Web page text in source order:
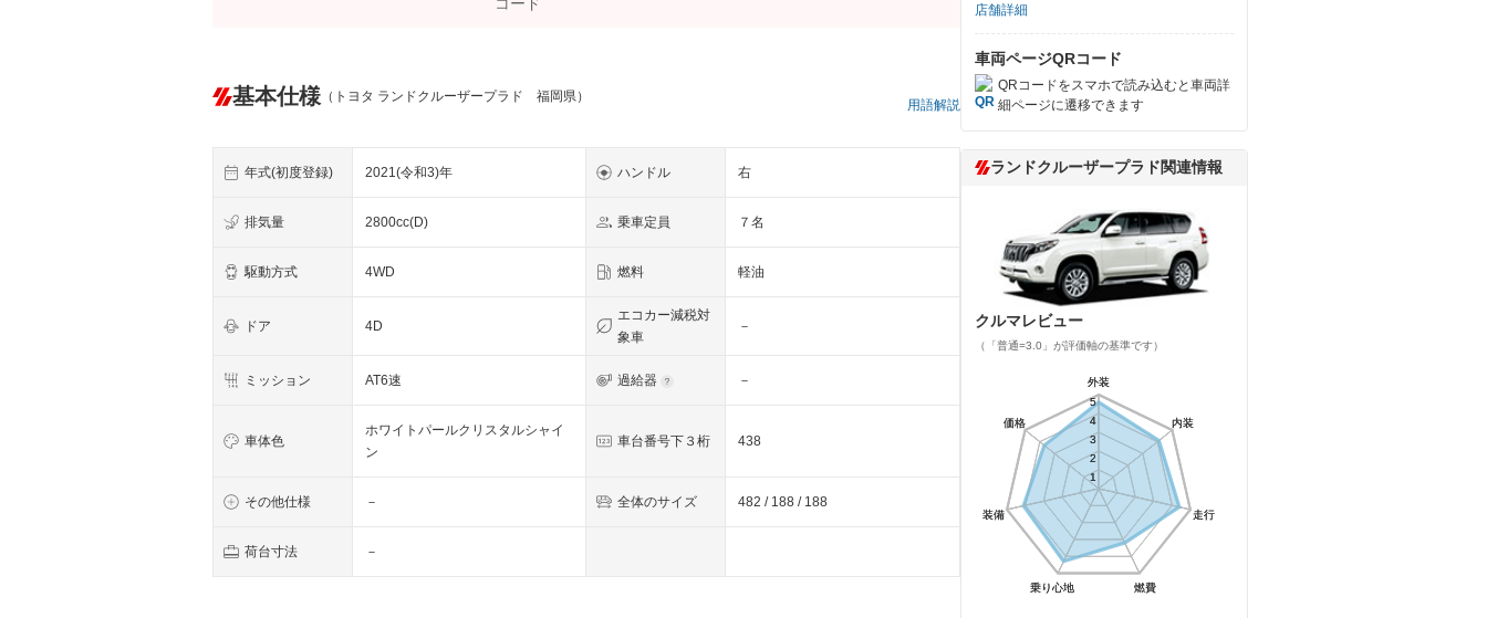
基本仕様 （トヨタ ランドクルーザープラド 福岡県）
用語解説
年式(初度登録) 2021(令和3)年 ハンドル 右
排気量 2800cc(D) 乗車定員 ７名
駆動方式 4WD 燃料 軽油
ドア 4D
エコカー減税対
象車
－
ミッション AT6速 過給器 －
車体色
ホワイトパールクリスタルシャイ
ン
車台番号下３桁 438
その他仕様 － 全体のサイズ 482 / 188 / 188
荷台寸法 －
店舗詳細
車両ページQRコード
QRコードをスマホで読み込むと車両詳
細ページに遷移できます
ランドクルーザープラド関連情報
クルマレビュー
（「普通=3.0」が評価軸の基準です）
外装
内装
走行
燃費
乗り心地
装備
価格
1
2
3
4
5
外装
内装
走行
燃費
乗り心地
装備
価格
1
2
3
4
5